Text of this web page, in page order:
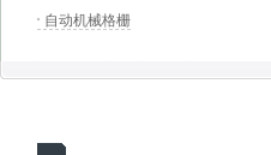
自动机械格栅